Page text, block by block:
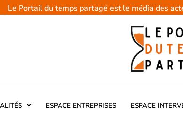
Le Portail du temps partagé est le média des
ESPACE ENTREPRISES ESPACE